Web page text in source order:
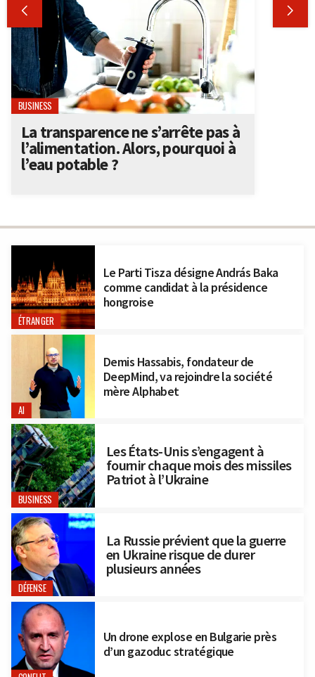
ÉTRANGER
Le Parti Tisza désigne András Baka
comme candidat à la présidence
hongroise
AI
Demis Hassabis, fondateur de
DeepMind, va rejoindre la société
mère Alphabet
BUSINESS
Les États-Unis s’engagent à
fournir chaque mois des missiles
Patriot à l’Ukraine
DÉFENSE
La Russie prévient que la guerre
en Ukraine risque de durer
plusieurs années
Un drone explose en Bulgarie près
d’un gazoduc stratégique
 
BUSINESS
La transparence ne s’arrête pas à
l’alimentation. Alors, pourquoi à
l’eau potable ?